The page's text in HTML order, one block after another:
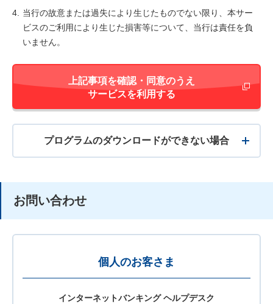
4. 当行の故意または過失により生じたものでない限り、本サー
ビスのご利用により生じた損害等について、当行は責任を負
いません。
上記事項を確認・同意のうえ
サービスを利用する
新しいウィ
プログラムのダウンロードができない場合
お問い合わせ
個人のお客さま
インターネットバンキング ヘルプデスク